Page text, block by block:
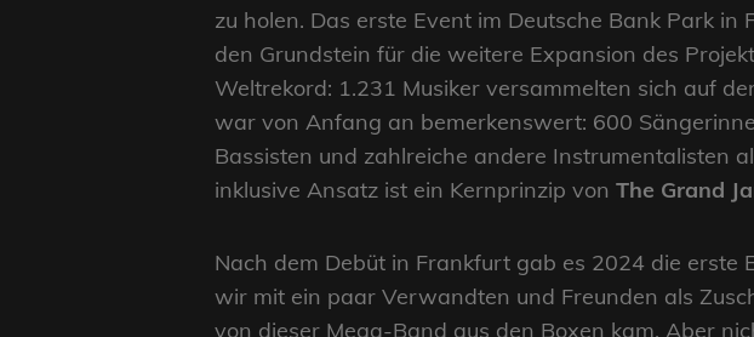
zu holen. Das erste Event im Deutsche Bank Park
den Grundstein für die weitere Expansion des
Weltrekord: 1.231 Musiker versammelten sich auf
war von Anfang an bemerkenswert: 600
Bassisten und zahlreiche andere Instrumentalisten
inklusive Ansatz ist ein Kernprinzip von The Grand
Nach dem Debüt in Frankfurt gab es 2024 die
wir mit ein paar Verwandten und Freunden als
von dieser Mega-Band aus den Boxen kam. Aber